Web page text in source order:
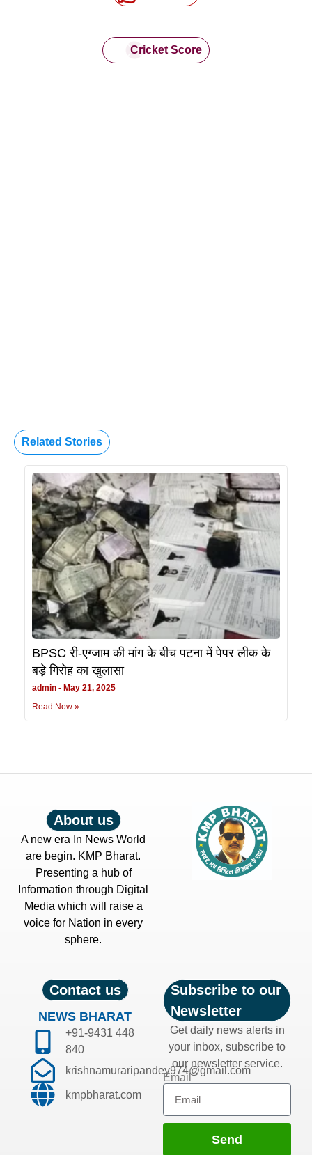
Cricket Score
Related Stories
BPSC री-एग्जाम की मांग के बीच पटना में पेपर लीक के
बड़े गिरोह का खुलासा
admin
May 21, 2025
Read Now »
About us
A new era In News World
are begin. KMP Bharat.
Presenting a hub of
Information through Digital
Media which will raise a
voice for Nation in every
sphere.
Contact us
NEWS BHARAT
+91-9431 448
840
krishnamuraripandey974@gmail.com
kmpbharat.com
Subscribe to our
Newsletter
Get daily news alerts in
your inbox, subscribe to
our newsletter service.
Email
Send